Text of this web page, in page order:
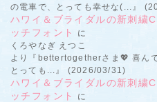
の電車で、とっても幸せな(...』
ハワイ＆ブライダルの新刺
ッチフォント
に
くろやなぎ えつこ
より『bettertogetherさま💖 喜ん
とっても...』 (2026/03/31)
ハワイ＆ブライダルの新刺
ッチフォント
に